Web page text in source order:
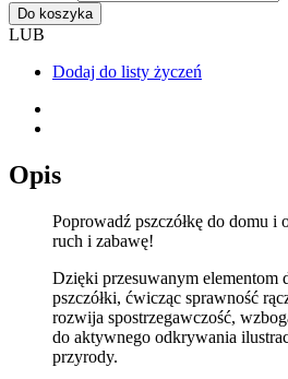
Do koszyka
LUB
Dodaj do listy życzeń
Opis
Poprowadź pszczółkę do domu i
ruch i zabawę!
Dzięki przesuwanym elementom
pszczółki, ćwicząc sprawność
rozwija spostrzegawczość,
do aktywnego odkrywania
przyrody.